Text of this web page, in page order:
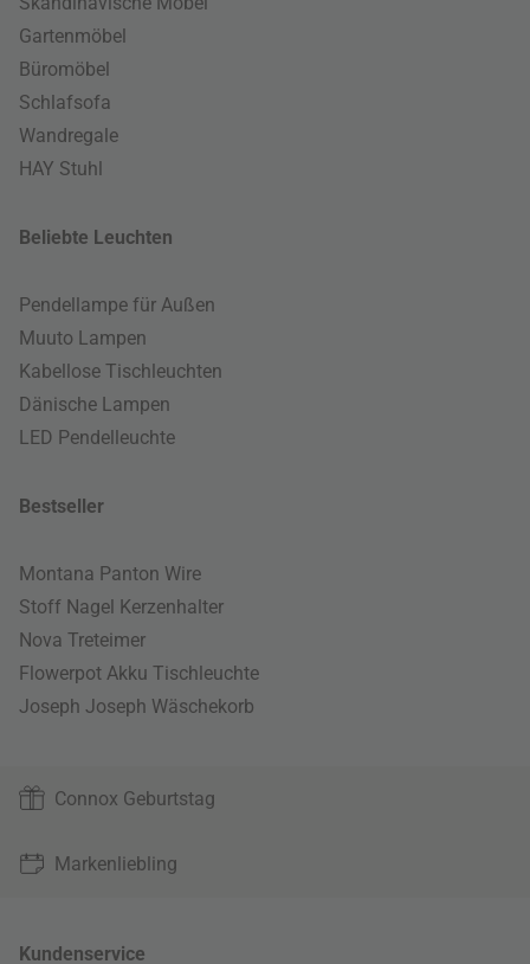
Gartenmöbel
Büromöbel
Schlafsofa
Wandregale
HAY Stuhl
Beliebte Leuchten
Pendellampe für Außen
Muuto Lampen
Kabellose Tischleuchten
Dänische Lampen
LED Pendelleuchte
Bestseller
Montana Panton Wire
Stoff Nagel Kerzenhalter
Nova Treteimer
Flowerpot Akku Tischleuchte
Joseph Joseph Wäschekorb
Connox Geburtstag
Markenliebling
Kundenservice